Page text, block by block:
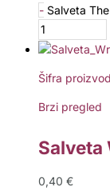
- Salveta
Šifra
Brzi pregled
Salveta
0,40 €